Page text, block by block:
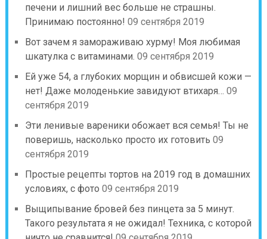
печени и лишний вес больше не страшны.
Принимаю постоянно! 09 сентября 2019
Вот зачем я замораживаю хурму! Моя любимая
шкатулка с витаминами. 09 сентября 2019
Ей уже 54, а глубоких морщин и обвисшей кожи —
нет! Даже молоденькие завидуют втихаря… 09
сентября 2019
Эти ленивые вареники обожает вся семья! Ты не
поверишь, насколько просто их готовить 09
сентября 2019
Простые рецепты тортов на 2019 год в домашних
условиях, с фото 09 сентября 2019
Выщипывание бровей без пинцета за 5 минут.
Такого результата я не ожидал! Техника, с которой